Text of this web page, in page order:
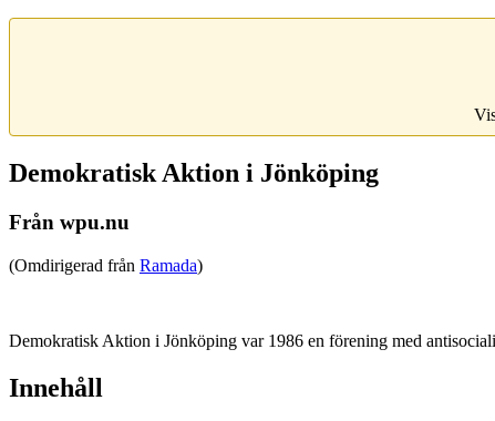
Demokratisk Aktion i Jönköping
Från wpu.nu
(Omdirigerad från Ramada)
Demokratisk Aktion i Jönköping var 1986 en förening med
Innehåll